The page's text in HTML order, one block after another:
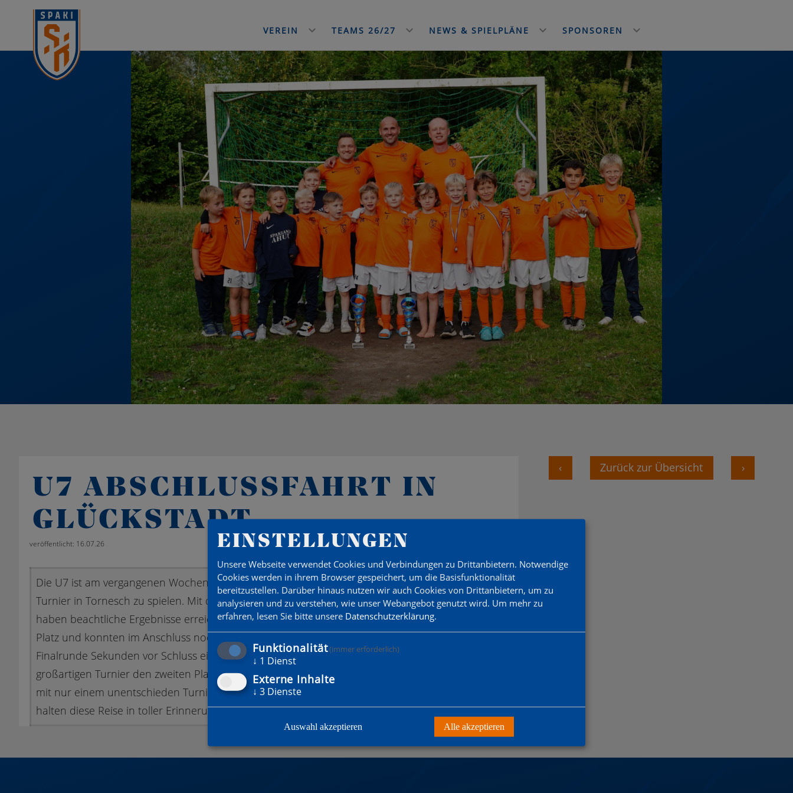
VEREIN TEAMS 26/27 NEWS & SPIELPLÄNE SPONSOREN
U7 ABSCHLUSSFAHRT IN
GLÜCKSTADT
veröffentlicht: 16.07.26
Die U7 ist am vergangenen Wochenende nach Glückstadt (Schleswig-Holstein) gereist, um ein
Turnier in Tornesch zu spielen. Mit drei Mannschaften sind wir an den Start gegangen und
haben beachtliche Ergebnisse erreicht. In einer Dreiergruppe wurden wir mit einem Team 3.
Platz und konnten im Anschluss noch den 7. Platz erreichen. Ein weiteres Team hat in der
Finalrunde Sekunden vor Schluss eine Niederlage hinnehmen müssen und hat in einem
großartigen Turnier den zweiten Platz gewonnen und das dritte Team wurde ungeschlagen und
mit nur einem unentschieden Turniersieger. Alle Beteiligten hatten maximalen Spaß und wir
halten diese Reise in toller Erinnerung! Spakianer Ahuu!
‹ Zurück zur Übersicht ›
EINSTELLUNGEN
Unsere Webseite verwendet Cookies und Verbindungen zu Drittanbietern. Notwendige
Cookies werden in ihrem Browser gespeichert, um die Basisfunktionalität
bereitzustellen. Darüber hinaus nutzen wir auch Cookies von Drittanbietern, um zu
analysieren und zu verstehen, wie unser Webangebot genutzt wird. Um mehr zu
erfahren, lesen Sie bitte unsere Datenschutzerklärung.
Funktionalität(immer erforderlich)
↓ 1 Dienst
Externe Inhalte
↓ 3 Dienste
Auswahl akzeptieren Alle akzeptieren